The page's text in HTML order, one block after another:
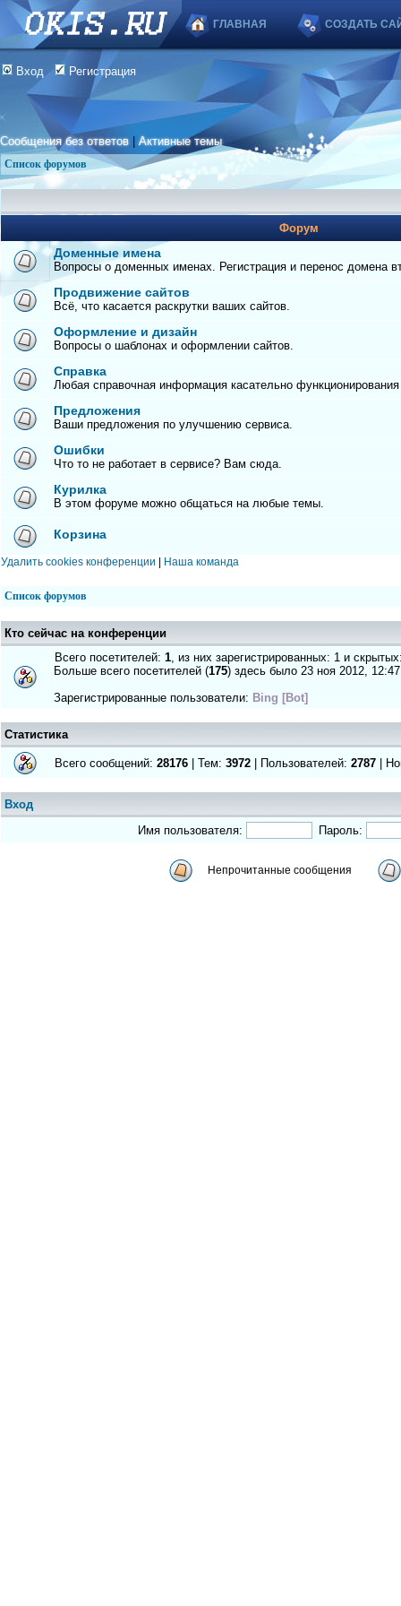
ГЛАВНАЯ СОЗДАТЬ
Вход Регистрация
Сообщения без ответов |Активные темы
Список форумов
Форум
Доменные имена
Вопросы о доменных именах. Регистрация и перенос домена
Продвижение сайтов
Всё, что касается раскрутки ваших сайтов.
Оформление и дизайн
Вопросы о шаблонах и оформлении сайтов.
Справка
Любая справочная информация касательно
Предложения
Ваши предложения по улучшению сервиса.
Ошибки
Что то не работает в сервисе? Вам сюда.
Курилка
В этом форуме можно общаться на любые темы.
Корзина
Удалить cookies конференции Наша команда
Список форумов
Кто сейчас на конференции
Всего посетителей: 1, из них зарегистрированных: 1 и
Больше всего посетителей (175) здесь было 23 ноя 2012, 12:47
Зарегистрированные пользователи: Bing [Bot]
Статистика
Всего сообщений: 28176 | Тем: 3972 | Пользователей: 2787 |
Вход
Имя пользователя:
Пароль:
Непрочитанные сообщения